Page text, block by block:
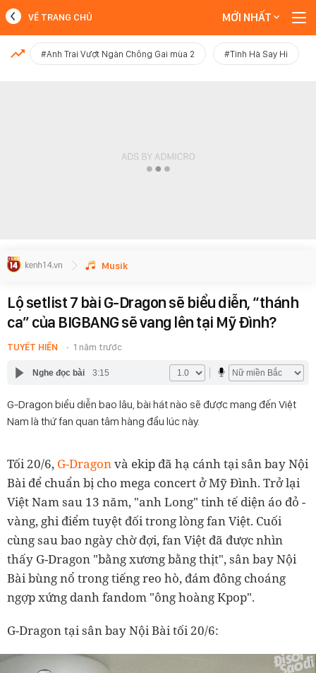
MỚI NHẤT
VỀ TRANG CHỦ MỚI NHẤT
#Anh Trai Vượt Ngàn Chông Gai mùa 2 #Tinh Hà Say Hi
Musik
Lộ setlist 7 bài G-Dragon sẽ biểu diễn, “thánh
ca” của BIGBANG sẽ vang lên tại Mỹ Đình?
TUYẾT HIỀN 1 năm trước
Nghe đọc bài 3:15
G-Dragon biểu diễn bao lâu, bài hát nào sẽ được mang đến Việt
Nam là thứ fan quan tâm hàng đầu lúc này.
Tối 20/6, G-Dragonvà ekip đã hạ cánh tại sân bay Nội
Bài để chuẩn bị cho mega concert ở Mỹ Đình. Trở lại
Việt Nam sau 13 năm, "anh Long" tinh tế diện áo đỏ -
vàng, ghi điểm tuyệt đối trong lòng fan Việt. Cuối
cùng sau bao ngày chờ đợi, fan Việt đã được nhìn
thấy G-Dragon "bằng xương bằng thịt", sân bay Nội
Bài bùng nổ trong tiếng reo hò, đám đông choáng
ngợp xứng danh fandom "ông hoàng Kpop".
G-Dragon tại sân bay Nội Bài tối 20/6: